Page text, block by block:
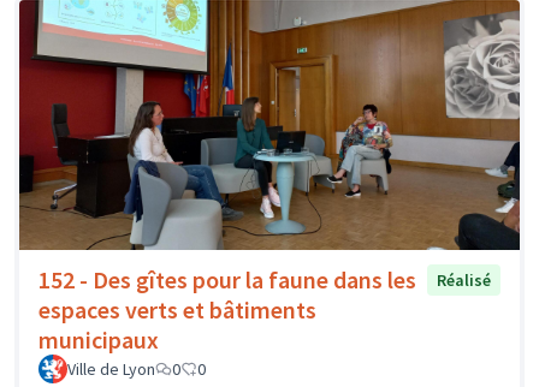
152 - Des gîtes pour la faune dans les
espaces verts et bâtiments
municipaux
Réalisé
Ville de Lyon 0 0